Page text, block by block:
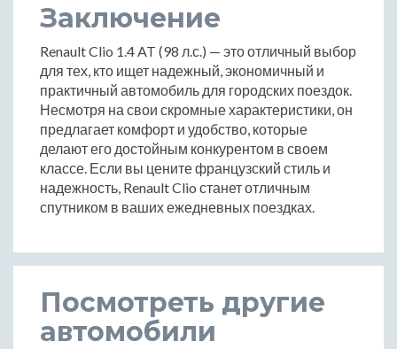
Заключение
Renault Clio 1.4 AT (98 л.с.) — это отличный выбор
для тех, кто ищет надежный, экономичный и
практичный автомобиль для городских поездок.
Несмотря на свои скромные характеристики, он
предлагает комфорт и удобство, которые
делают его достойным конкурентом в своем
классе. Если вы цените французский стиль и
надежность, Renault Clio станет отличным
спутником в ваших ежедневных поездках.
Посмотреть другие
автомобили